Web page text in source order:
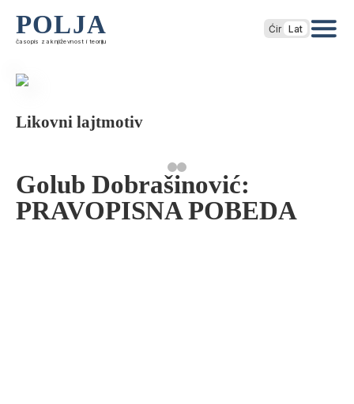
POLJA
časopis za književnost i teoriju
Ćir Lat
Likovni lajtmotiv
Golub Dobrašinović:
PRAVOPISNA POBEDA